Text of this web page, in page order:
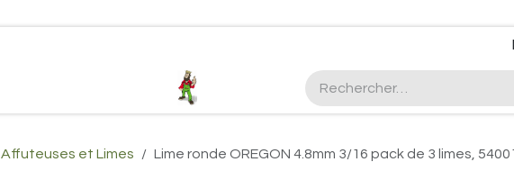
Plus d'infos Kubota 38cv EGO Kubota foire de
Affuteuses et Limes Lime ronde OREGON 4.8mm 3/16 pack de 3 limes,